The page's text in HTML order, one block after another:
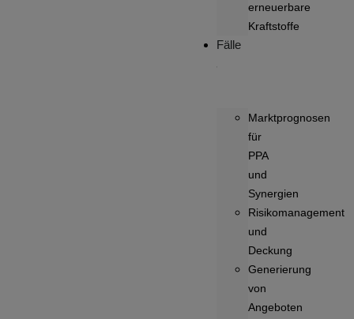
erneuerbare
Kraftstoffe
Fälle
Marktprognosen
für
PPA
und
Synergien
Risikomanagement
und
Deckung
Generierung
von
Angeboten